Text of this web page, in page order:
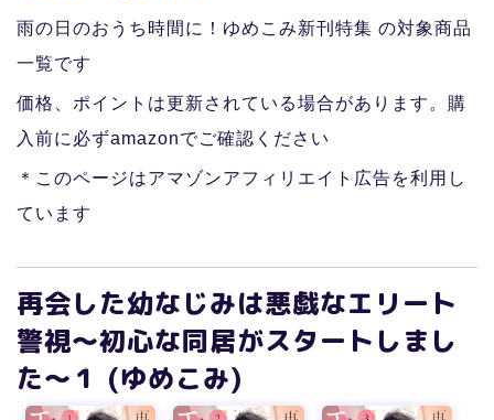
雨の日のおうち時間に！ゆめこみ新刊特集 の対象商品
一覧です
価格、ポイントは更新されている場合があります。購
入前に必ずamazonでご確認ください
＊このページはアマゾンアフィリエイト広告を利用し
ています
再会した幼なじみは悪戯なエリート
警視～初心な同居がスタートしまし
た～１ (ゆめこみ)